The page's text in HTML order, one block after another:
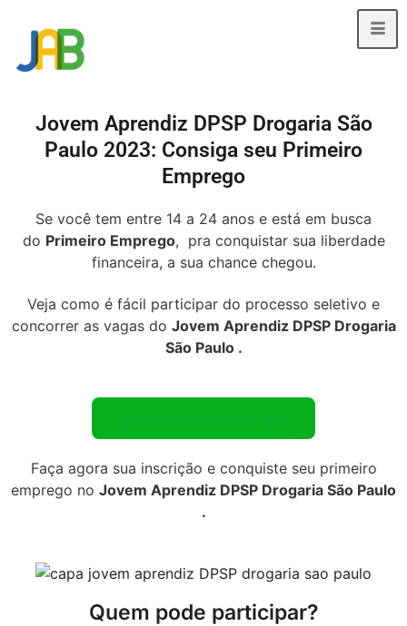
Jovem Aprendiz DPSP Drogaria São
Paulo 2023: Consiga seu Primeiro
Emprego
Se você tem entre 14 a 24 anos e está em busca
do Primeiro Emprego, pra conquistar sua liberdade
financeira, a sua chance chegou.
Veja como é fácil participar do processo seletivo e
concorrer as vagas do Jovem Aprendiz DPSP Drogaria
São Paulo .
QUERO ME CADASTRAR
Faça agora sua inscrição e conquiste seu primeiro
emprego no Jovem Aprendiz DPSP Drogaria São Paulo
.
Quem pode participar?​